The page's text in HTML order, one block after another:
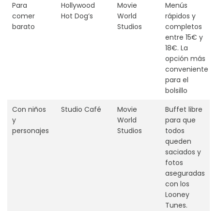
Para
comer
barato
Hollywood
Hot Dog’s
Movie
World
Studios
Menús
rápidos y
completos
entre 15€ y
18€. La
opción más
conveniente
para el
bolsillo
Con niños
y
personajes
Studio Café
Movie
World
Studios
Buffet libre
para que
todos
queden
saciados y
fotos
aseguradas
con los
Looney
Tunes.